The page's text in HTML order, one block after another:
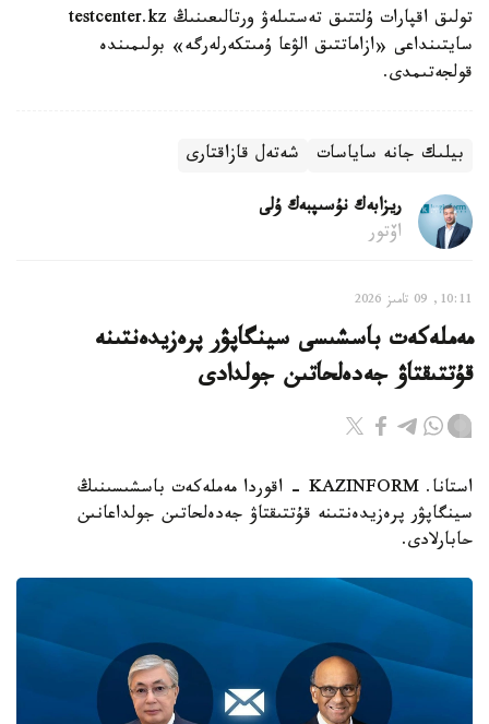
تولىق اقپارات ۇلتتىق تەستىلەۋ ورتالىعىنىڭ testcenter.kz
سايتىنداعى «ازاماتتىق الۋعا ۇمىتكەرلەرگە» بولىمىندە
قولجەتىمدى.
بيلىك جانە ساياسات شەتەل قازاقتارى
ريزابەك نۇسىپبەك ۇلى
اۆتور
10:11, 09 تامىز 2026
مەملەكەت باسشىسى سينگاپۋر پرەزيدەنتىنە
قۇتتىقتاۋ جەدەلحاتىن جولدادى
استانا. KAZINFORM - اقوردا مەملەكەت باسشىسىنىڭ
سينگاپۋر پرەزيدەنتىنە قۇتتىقتاۋ جەدەلحاتىن جولداعانىن
حابارلادى.